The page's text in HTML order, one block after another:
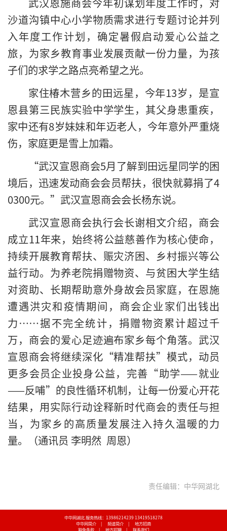
沙道沟镇中心小学物质需求进行专题讨论并列
入年度工作计划，确定暑假启动爱心公益之
旅，为家乡教育事业发展贡献一份力量，为孩
子们的求学之路点亮希望之光。
家住椿木营乡的田远星，今年13岁，是宣
恩县第三民族实验中学学生，其父身患重疾，
家中还有8岁妹妹和年迈老人，今年意外严重烧
伤，家庭更是雪上加霜。
“武汉宣恩商会5月了解到田远星同学的困
境后，迅速发动商会会员帮扶，很快就募捐了4
0300元。”武汉宣恩商会会长杨东说。
武汉宣恩商会执行会长谢相文介绍，商会
成立11年来，始终将公益慈善作为核心使命，
持续开展教育帮扶、赈灾济困、乡村振兴等公
益行动。为养老院捐赠物资、与贫困大学生结
对资助、长期帮助意外身故会员家庭，在恩施
遭遇洪灾和疫情期间，商会企业家们出钱出
力……据不完全统计，捐赠物资累计超过千
万，商会的爱心足迹遍布家乡每个角落。武汉
宣恩商会将继续深化“精准帮扶”模式，动员
更多会员企业投身公益，完善“助学——就业
——反哺”的良性循环机制，让每一份爱心开花
结果，用实际行动诠释新时代商会的责任与担
当，为家乡的高质量发展注入持久温暖的力
量。
（通讯员 李明然 周恩）
责任编辑：中华网湖北
中华网湖北 服务热线：13986214239 13419518278
中华网简介
| 频道简介 |
地方招商
豁免条款
| 地方招聘 | 联系我们